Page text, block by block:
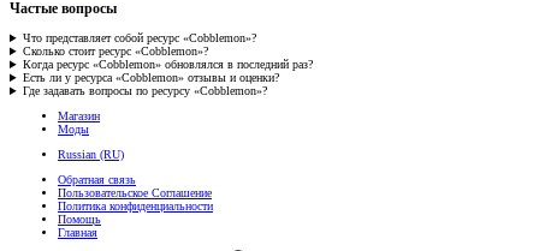
Частые вопросы
Что представляет собой ресурс «Cobblemon»?
Сколько стоит ресурс «Cobblemon»?
Когда ресурс «Cobblemon» обновлялся в последний раз?
Есть ли у ресурса «Cobblemon» отзывы и оценки?
Где задавать вопросы по ресурсу «Cobblemon»?
Магазин
Моды
Russian (RU)
Обратная связь
Пользовательское Соглашение
Политика конфиденциальности
Помощь
Главная